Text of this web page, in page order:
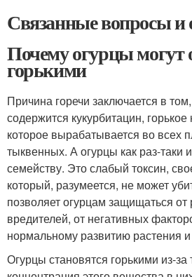
Связанные вопросы и
Почему огурцы могут
горькими
Причина горечи заключается в
содержится кукурбитацин,
которое вырабатывается во всех
тыквенных. А огурцы как раз-таки
семейству. Это слабый токсин,
который, разумеется, не может
позволяет огурцам защищаться от
вредителей, от негативных
нормальному развитию растения
Огурцы становятся горькими из-за